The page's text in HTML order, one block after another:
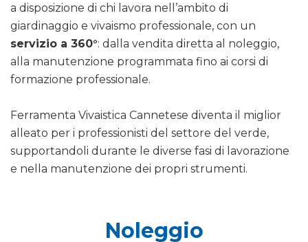
a disposizione di chi lavora nell’ambito di
giardinaggio e vivaismo professionale, con un
servizio a 360°: dalla vendita diretta al noleggio,
alla manutenzione programmata fino ai corsi di
formazione professionale.
Ferramenta Vivaistica Cannetese diventa il miglior
alleato per i professionisti del settore del verde,
supportandoli durante le diverse fasi di lavorazione
e nella manutenzione dei propri strumenti.
Noleggio